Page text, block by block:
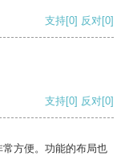
支持[0] 反对[0]
支持[0] 反对[0]
方便。功能的布局也